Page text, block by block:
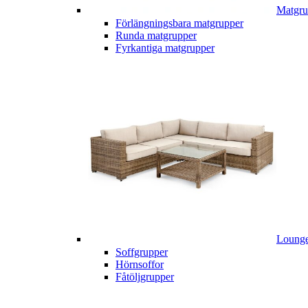
Förlängningsbara matgrupper
Runda matgrupper
Fyrkantiga matgrupper
Soffgrupper
Hörnsoffor
Fåtöljgrupper